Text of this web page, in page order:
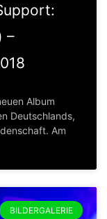
–
Album
Deutschlands,
Am
BILDERGALERIE